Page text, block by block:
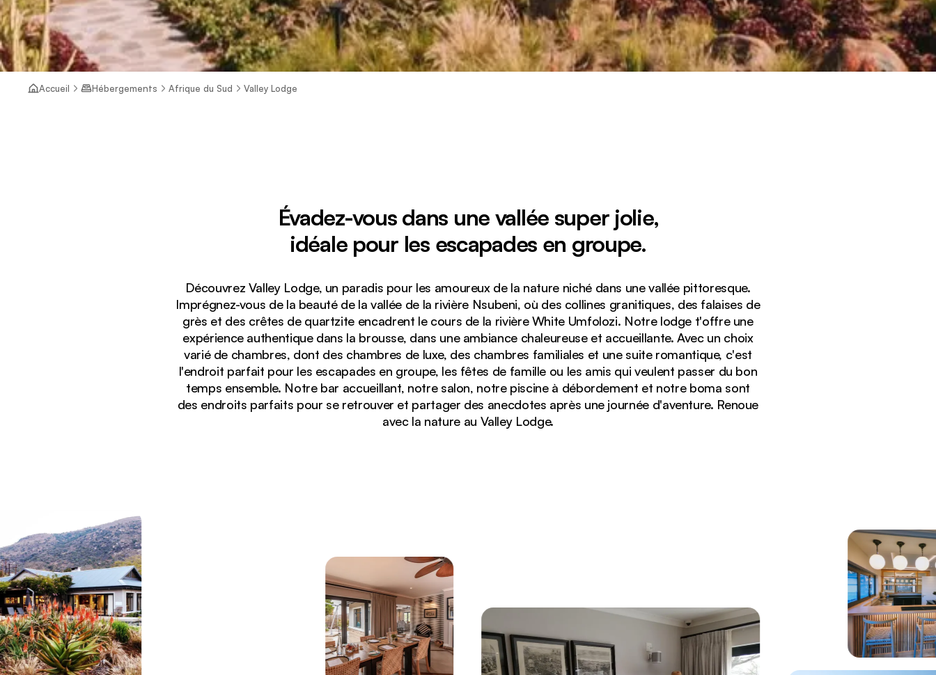
Accueil Hébergements Afrique du Sud Valley Lodge
Évadez-vous dans une vallée super jolie,
idéale pour les escapades en groupe.
Découvrez Valley Lodge, un paradis pour les amoureux de la nature niché dans une vallée pittoresque.
Imprégnez-vous de la beauté de la vallée de la rivière Nsubeni, où des collines granitiques, des falaises de
grès et des crêtes de quartzite encadrent le cours de la rivière White Umfolozi. Notre lodge t'offre une
expérience authentique dans la brousse, dans une ambiance chaleureuse et accueillante. Avec un choix
varié de chambres, dont des chambres de luxe, des chambres familiales et une suite romantique, c'est
l'endroit parfait pour les escapades en groupe, les fêtes de famille ou les amis qui veulent passer du bon
temps ensemble. Notre bar accueillant, notre salon, notre piscine à débordement et notre boma sont
des endroits parfaits pour se retrouver et partager des anecdotes après une journée d'aventure. Renoue
avec la nature au Valley Lodge.